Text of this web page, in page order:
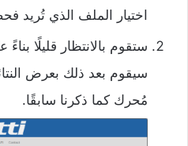
اختيار الملف الذي تُريد
ستقوم بالانتظار قليلًا
مُحرك كما ذكرنا سابقًا.